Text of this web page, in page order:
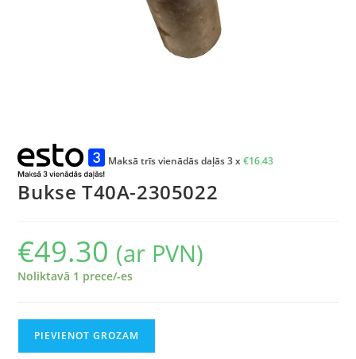
Maksā trīs vienādās daļās 3 x€16.43
Bukse T40A-2305022
€49.30 (ar PVN)
Noliktavā 1 prece/-es
PIEVIENOT GROZAM